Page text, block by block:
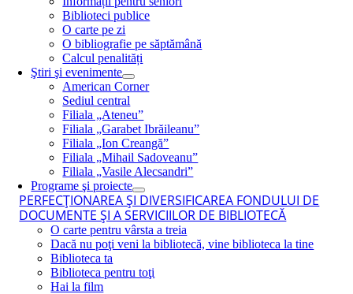
Biblioteci publice
O carte pe zi
O bibliografie pe săptămână
Calcul penalități
Ştiri şi evenimente
American Corner
Sediul central
Filiala „Ateneu”
Filiala „Garabet Ibrăileanu”
Filiala „Ion Creangă”
Filiala „Mihail Sadoveanu”
Filiala „Vasile Alecsandri”
Programe şi proiecte
PERFECŢIONAREA ŞI DIVERSIFICAREA FONDULUI DE
DOCUMENTE ŞI A SERVICIILOR DE BIBLIOTECĂ
O carte pentru vârsta a treia
Dacă nu poţi veni la bibliotecă, vine biblioteca la tine
Biblioteca ta
Biblioteca pentru toţi
Hai la film